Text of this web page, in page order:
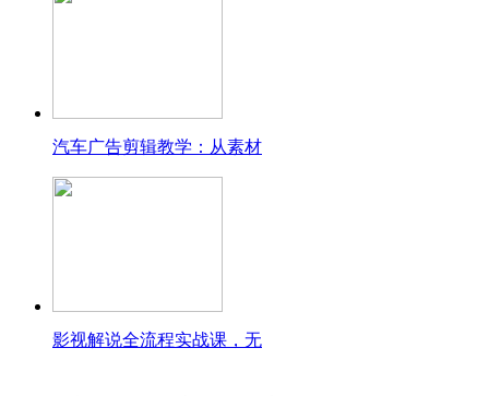
汽车广告剪辑教学：从素材
影视解说全流程实战课，无